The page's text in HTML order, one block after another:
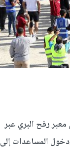
معبر رفح البري عبر
المساعدات إلى